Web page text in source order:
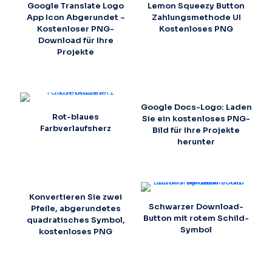
Google Translate Logo
App Icon Abgerundet –
Kostenloser PNG-
Download für Ihre
Projekte
Lemon Squeezy Button
Zahlungsmethode UI
Kostenloses PNG
Rot-blaues
Farbverlaufsherz
Google Docs-Logo: Laden
Sie ein kostenloses PNG-
Bild für Ihre Projekte
herunter
Konvertieren Sie zwei
Pfeile, abgerundetes
quadratisches Symbol,
kostenloses PNG
Schwarzer Download-
Button mit rotem Schild-
Symbol